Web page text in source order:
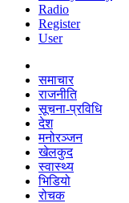
Radio
Register
User
समाचार
राजनीति
सूचना-प्रविधि
देश
मनोरञ्जन
खेलकुद
स्वास्थ्य
भिडियो
रोचक